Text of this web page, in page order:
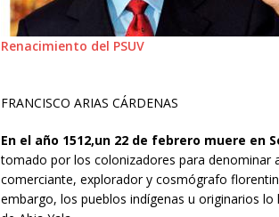
Renacimiento del PSUV
FRANCISCO ARIAS CÁRDENAS
En el año 1512,un 22 de febrero muere en
tomado por los colonizadores para denominar
comerciante, explorador y cosmógrafo
embargo, los pueblos indígenas u originarios